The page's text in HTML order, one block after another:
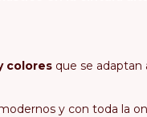
colores que se adaptan
y con toda la